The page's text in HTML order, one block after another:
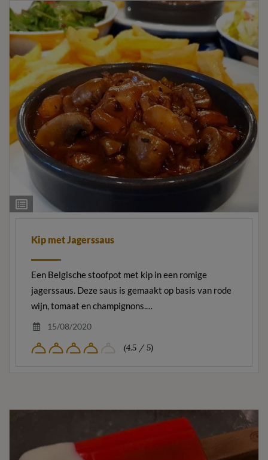
Ingrediëntenlijst
Kip met Jagerssaus
Een Belgische stoofpot met kip in een romige
jagerssaus. Deze saus is gemaakt op basis van rode
wijn, tomaat en champignons.…
15/08/2020
(4.5 / 5)